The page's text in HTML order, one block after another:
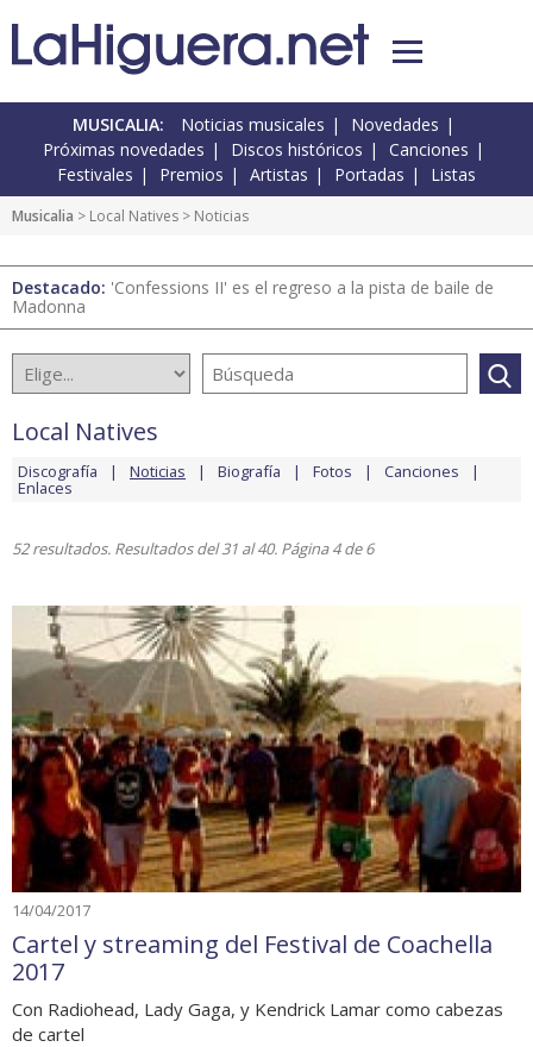
MUSICALIA: Noticias musicales
Novedades
Próximas novedades
Discos históricos
Canciones
Festivales
Premios Artistas Portadas Listas
Musicalia > Local Natives > Noticias
Destacado: 'Confessions II' es el regreso a la pista de baile de
Madonna
Local Natives
Discografía Noticias Biografía Fotos Canciones
Enlaces
52 resultados. Resultados del 31 al 40. Página 4 de 6
14/04/2017
Cartel y streaming del Festival de Coachella
2017
Con Radiohead, Lady Gaga, y Kendrick Lamar como cabezas
de cartel